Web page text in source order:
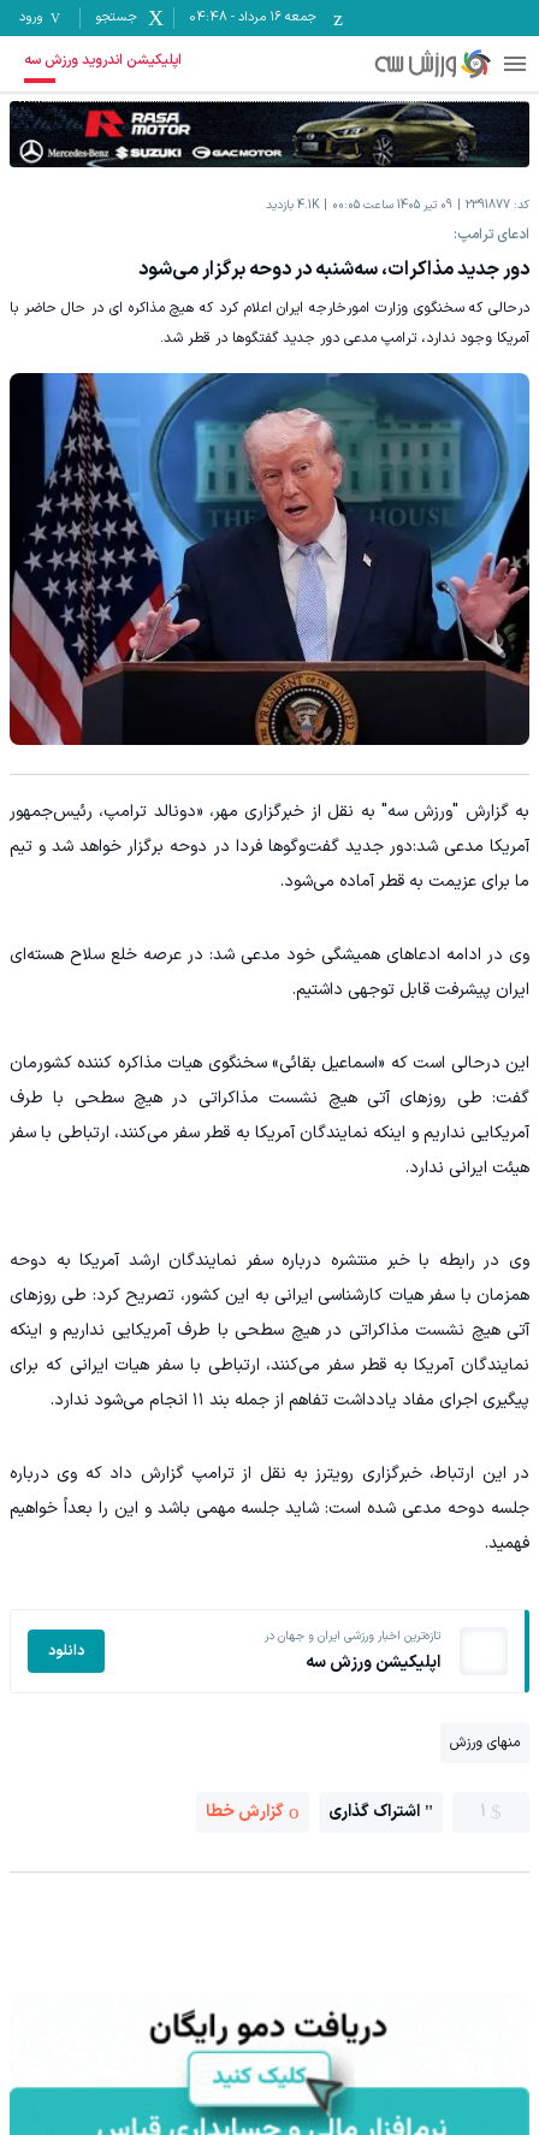
جمعه ۱۶ مرداد -
04:48 جستجو ورود
اپلیکیشن اندروید ورزش سه
کد: 2391877 09 تیر 1405 ساعت 00:05 4.1K بازدید
ادعای ترامپ:
دور جدید مذاکرات، سه‌شنبه در دوحه برگزار می‌شود
درحالی که سخنگوی وزارت امورخارجه ایران اعلام کرد که هیچ مذاکره ای در حال حاضر با
آمریکا وجود ندارد، ترامپ مدعی دور جدید گفتگوها در قطر شد.
به گزارش "ورزش سه" به نقل از خبرگزاری مهر، «دونالد ترامپ، رئیس‌جمهور
آمریکا مدعی شد:دور جدید گفت‌وگوها فردا در دوحه برگزار خواهد شد و تیم
ما برای عزیمت به قطر آماده می‌شود.
وی در ادامه ادعاهای همیشگی خود مدعی شد: در عرصه خلع سلاح هسته‌ای
ایران پیشرفت قابل توجهی داشتیم.
این درحالی است که «اسماعیل بقائی» سخنگوی هیات مذاکره کننده کشورمان
گفت: طی روزهای آتی هیچ نشست مذاکراتی در هیچ سطحی با طرف
آمریکایی نداریم و اینکه نمایندگان آمریکا به قطر سفر می‌کنند، ارتباطی با سفر
هیئت ایرانی ندارد.
وی در رابطه با خبر منتشره درباره سفر نمایندگان ارشد آمریکا به دوحه
همزمان با سفر هیات کارشناسی ایرانی به این کشور، تصریح کرد: طی روزهای
آتی هیچ نشست مذاکراتی در هیچ سطحی با طرف آمریکایی نداریم و اینکه
نمایندگان آمریکا به قطر سفر می‌کنند، ارتباطی با سفر هیات ایرانی که برای
پیگیری اجرای مفاد یادداشت تفاهم از جمله بند ۱۱ انجام می‌شود ندارد.
در این ارتباط، خبرگزاری رویترز به نقل از ترامپ گزارش داد که وی درباره
جلسه دوحه مدعی شده است: شاید جلسه مهمی باشد و این را بعداً خواهیم
فهمید.
تازه‌ترین اخبار ورزشی ایران و جهان در
اپلیکیشن ورزش سه دانلود
منهای ورزش
1 اشتراک گذاری گزارش خطا